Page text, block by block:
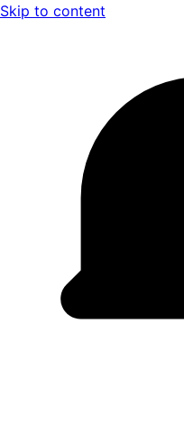
Skip to content